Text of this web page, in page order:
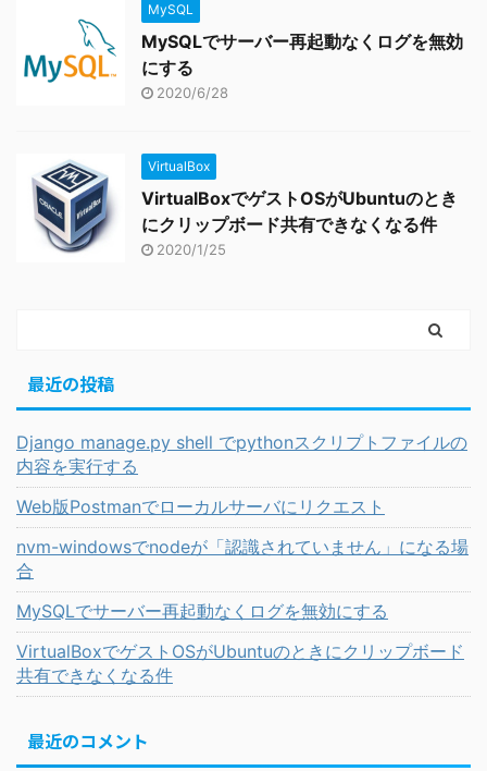
MySQL
MySQLでサーバー再起動なくログを無効
にする
2020/6/28
VirtualBox
VirtualBoxでゲストOSがUbuntuのとき
にクリップボード共有できなくなる件
2020/1/25
最近の投稿
Django manage.py shell でpythonスクリプトファイルの
内容を実行する
Web版Postmanでローカルサーバにリクエスト
nvm-windowsでnodeが「認識されていません」になる場
合
MySQLでサーバー再起動なくログを無効にする
VirtualBoxでゲストOSがUbuntuのときにクリップボード
共有できなくなる件
最近のコメント